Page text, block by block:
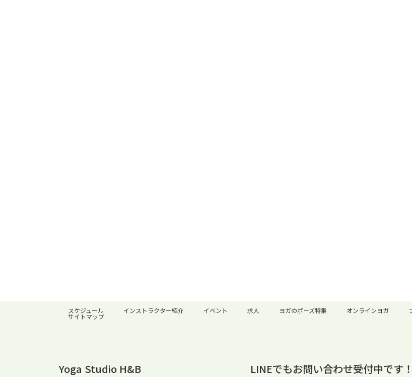
スケジュール インストラクター紹介 イベント 求人 ヨガのポーズ特集 オンラインヨガ
サイトマップ
Yoga Studio H&B LINEでもお問い合わせ受付中です！